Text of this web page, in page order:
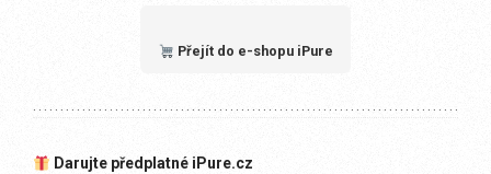
Přejít do e-shopu iPure
Darujte předplatné iPure.cz